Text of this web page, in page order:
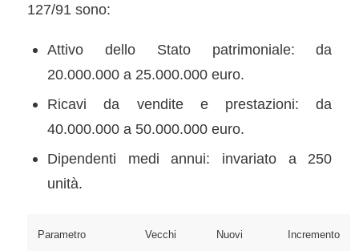
127/91 sono:
Attivo dello Stato patrimoniale: da
20.000.000 a 25.000.000 euro.
Ricavi da vendite e prestazioni: da
40.000.000 a 50.000.000 euro.
Dipendenti medi annui: invariato a 250
unità.
Parametro Vecchi Nuovi Incremento